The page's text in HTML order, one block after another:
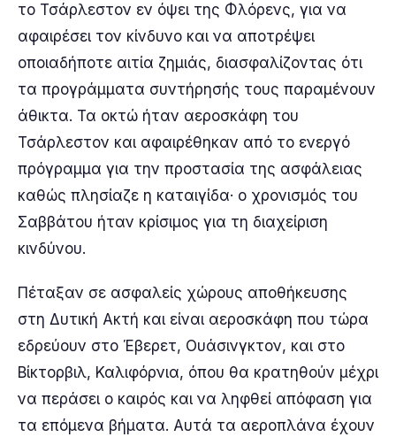
το Τσάρλεστον εν όψει της Φλόρενς, για να
αφαιρέσει τον κίνδυνο και να αποτρέψει
οποιαδήποτε αιτία ζημιάς, διασφαλίζοντας ότι
τα προγράμματα συντήρησής τους παραμένουν
άθικτα. Τα οκτώ ήταν αεροσκάφη του
Τσάρλεστον και αφαιρέθηκαν από το ενεργό
πρόγραμμα για την προστασία της ασφάλειας
καθώς πλησίαζε η καταιγίδα· ο χρονισμός του
Σαββάτου ήταν κρίσιμος για τη διαχείριση
κινδύνου.
Πέταξαν σε ασφαλείς χώρους αποθήκευσης
στη Δυτική Ακτή και είναι αεροσκάφη που τώρα
εδρεύουν στο Έβερετ, Ουάσινγκτον, και στο
Βίκτορβιλ, Καλιφόρνια, όπου θα κρατηθούν μέχρι
να περάσει ο καιρός και να ληφθεί απόφαση για
τα επόμενα βήματα. Αυτά τα αεροπλάνα έχουν